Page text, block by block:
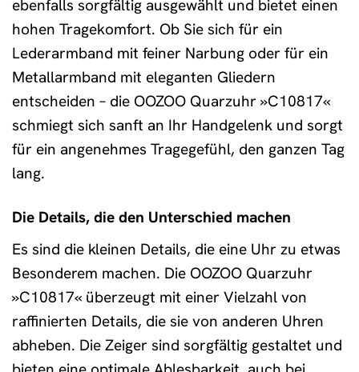
ebenfalls sorgfältig ausgewählt und bietet einen
hohen Tragekomfort. Ob Sie sich für ein
Lederarmband mit feiner Narbung oder für ein
Metallarmband mit eleganten Gliedern
entscheiden – die OOZOO Quarzuhr »C10817«
schmiegt sich sanft an Ihr Handgelenk und sorgt
für ein angenehmes Tragegefühl, den ganzen Tag
lang.
Die Details, die den Unterschied machen
Es sind die kleinen Details, die eine Uhr zu etwas
Besonderem machen. Die OOZOO Quarzuhr
»C10817« überzeugt mit einer Vielzahl von
raffinierten Details, die sie von anderen Uhren
abheben. Die Zeiger sind sorgfältig gestaltet und